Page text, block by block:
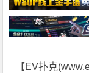
【EV扑克(